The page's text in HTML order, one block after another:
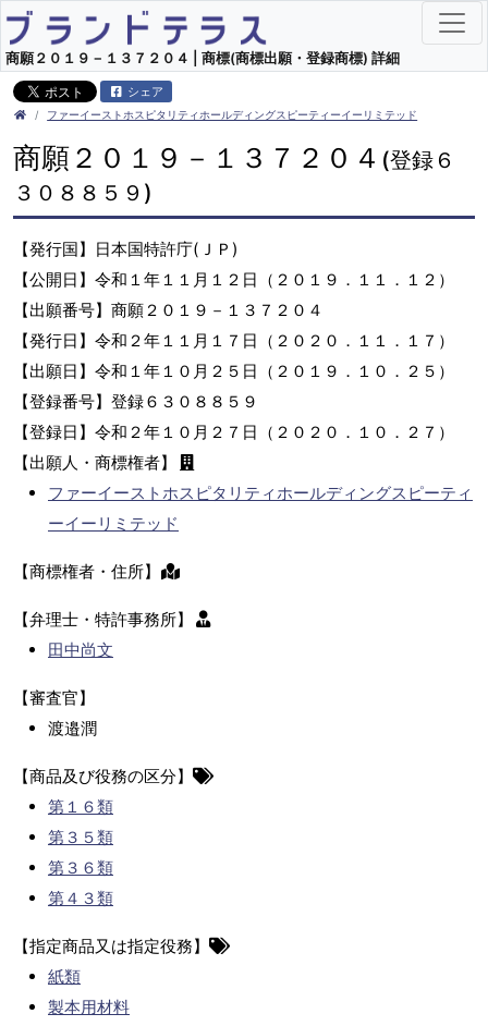
商願２０１９－１３７２０４ | 商標(商標出願・登録商標) 詳細
シェア
ファーイーストホスピタリティホールディングスピーティーイーリミテッド
商願２０１９－１３７２０４ (登録６
３０８８５９)
【発行国】日本国特許庁(ＪＰ)
【公開日】令和１年１１月１２日（２０１９．１１．１２）
【出願番号】商願２０１９－１３７２０４
【発行日】令和２年１１月１７日（２０２０．１１．１７）
【出願日】令和１年１０月２５日（２０１９．１０．２５）
【登録番号】登録６３０８８５９
【登録日】令和２年１０月２７日（２０２０．１０．２７）
【出願人・商標権者】
ファーイーストホスピタリティホールディングスピーティ
ーイーリミテッド
【商標権者・住所】
【弁理士・特許事務所】
田中尚文
【審査官】
渡邉潤
【商品及び役務の区分】
第１６類
第３５類
第３６類
第４３類
【指定商品又は指定役務】
紙類
製本用材料